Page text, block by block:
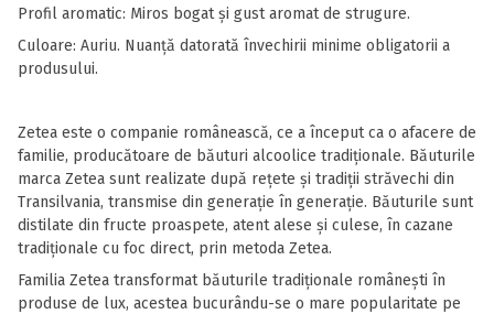
Profil aromatic: Miros bogat şi gust aromat de strugure.
Culoare: Auriu. Nuanţă datorată învechirii minime obligatorii a
produsului.
Zetea este o companie românească, ce a început ca o afacere de
familie, producătoare de băuturi alcoolice tradiționale. Băuturile
marca Zetea sunt realizate după rețete și tradiții străvechi din
Transilvania, transmise din generaţie în generaţie. Băuturile sunt
distilate din fructe proaspete, atent alese și culese, în cazane
tradiţionale cu foc direct, prin metoda Zetea.
Familia Zetea transformat băuturile tradiționale românești în
produse de lux, acestea bucurându-se o mare popularitate pe